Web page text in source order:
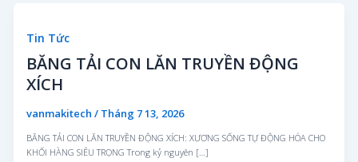
Tin Tức
BĂNG TẢI CON LĂN TRUYỀN ĐỘNG
XÍCH
vanmakitech/ Tháng 7 13, 2026
BĂNG TẢI CON LĂN TRUYỀN ĐỘNG XÍCH: XƯƠNG SỐNG TỰ ĐỘNG HÓA CHO
KHỐI HÀNG SIÊU TRỌNG Trong kỷ nguyên […]